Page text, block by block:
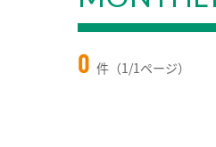
0 件（1/1ページ）